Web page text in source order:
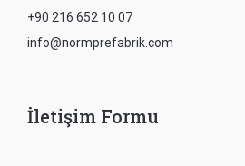
+90 216 652 10 07
info@normprefabrik.com
İletişim Formu